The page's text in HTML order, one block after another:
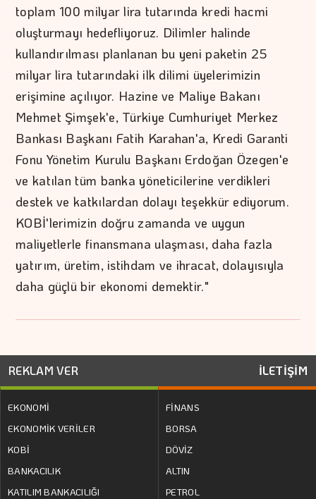
toplam 100 milyar lira tutarında kredi hacmi
oluşturmayı hedefliyoruz. Dilimler halinde
kullandırılması planlanan bu yeni paketin 25
milyar lira tutarındaki ilk dilimi üyelerimizin
erişimine açılıyor. Hazine ve Maliye Bakanı
Mehmet Şimşek'e, Türkiye Cumhuriyet Merkez
Bankası Başkanı Fatih Karahan'a, Kredi Garanti
Fonu Yönetim Kurulu Başkanı Erdoğan Özegen'e
ve katılan tüm banka yöneticilerine verdikleri
destek ve katkılardan dolayı teşekkür ediyorum.
KOBİ'lerimizin doğru zamanda ve uygun
maliyetlerle finansmana ulaşması, daha fazla
yatırım, üretim, istihdam ve ihracat, dolayısıyla
daha güçlü bir ekonomi demektir."
REKLAM VER İLETİŞİM
EKONOMİ
EKONOMİK VERİLER
KOBİ
BANKACILIK
KATILIM BANKACILIĞI
FİNANS
BORSA
DÖVİZ
ALTIN
PETROL